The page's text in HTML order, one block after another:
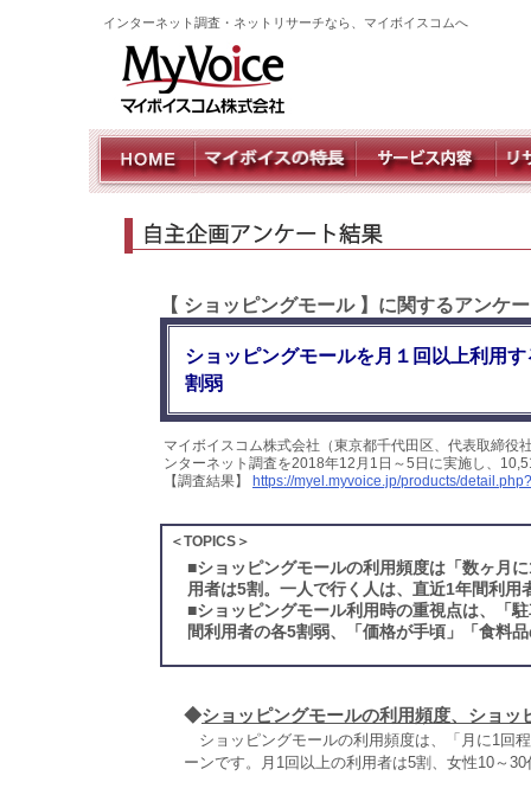
インターネット調査・ネットリサーチなら、マイボイスコムへ
【 ショッピングモール 】に関するアンケ
ショッピングモールを月１回以上利用
割弱
マイボイスコム株式会社（東京都千代田区、代表取締役
ンターネット調査を2018年12月1日～5日に実施し、
【調査結果】
https://myel.myvoice.jp/products/
＜TOPICS＞
■ショッピングモールの利用頻度は「数ヶ月
用者は5割。一人で行く人は、直近1年間利用
■ショッピングモール利用時の重視点は、「
間利用者の各5割弱、「価格が手頃」「食料
◆ショッピングモールの利用頻度、ショッ
ショッピングモールの利用頻度は、「月に1回
ーンです。月1回以上の利用者は5割、女性10～